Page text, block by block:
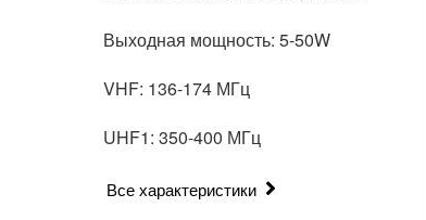
Выходная мощность: 5-50W
VHF: 136-174 МГц
UHF1: 350-400 МГц
Все характеристики